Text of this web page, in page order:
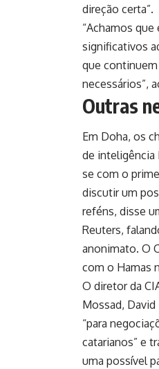
direção certa”.
“Achamos
significativos
que
necessários”,
Outras
Em Doha, os
de inteligência
se com o
discutir um
reféns, disse
Reuters,
anonimato. O
com o Hamas
O diretor da
Mossad,
“para
catarianos” e
uma possível